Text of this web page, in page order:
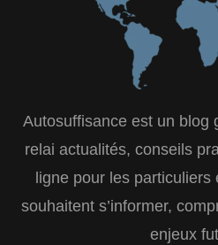
Autosuffisance est un blog
relai actualités, conseils
ligne pour les
souhaitent s’informer,
enjeux